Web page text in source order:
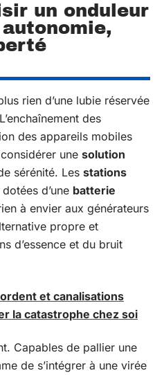
un onduleur
rien d’une lubie réservée
des
des appareils mobiles
une solution
sérénité. Les stations
dotées d’une batterie
à envier aux générateurs
propre et
d’essence et du bruit
et canalisations
la catastrophe chez soi
Capables de pallier une
de s’intégrer à une virée